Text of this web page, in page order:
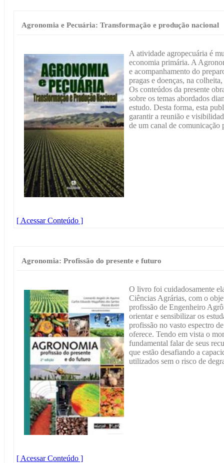
Agronomia e Pecuária: Transformação e produção nacional
A atividade agropecuária é
economia primária. A
e acompanhamento do
pragas e doenças, na
Os conteúdos da presente
sobre os temas abordados
estudo. Desta forma, esta
garantir a reunião e
de um canal de
[ Acessar Conteúdo ]
Agronomia: Profissão do presente e futuro
O livro foi cuidadosamente
Ciências Agrárias, com o
profissão de Engenheiro
orientar e sensibilizar os
profissão no vasto espectro
oferece. Tendo em vista o
fundamental falar de seus
que estão desafiando a
utilizados sem o risco de
[ Acessar Conteúdo ]